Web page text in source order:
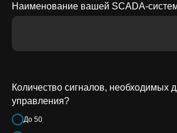
Наименование вашей SCADA-
Количество сигналов, необходимых
управления?
До 50